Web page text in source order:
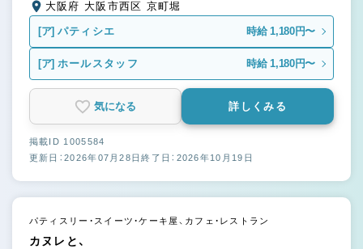
大阪府 大阪市西区 京町堀
[ア] パティシエ 時給 1,180円〜
[ア] ホールスタッフ 時給 1,180円〜
気になる 詳しくみる
掲載ID 1005584
更新日：2026年07月28日終了日：2026年10月19日
パティスリー・スイーツ・ケーキ屋、カフェ・レストラン
カヌレと、